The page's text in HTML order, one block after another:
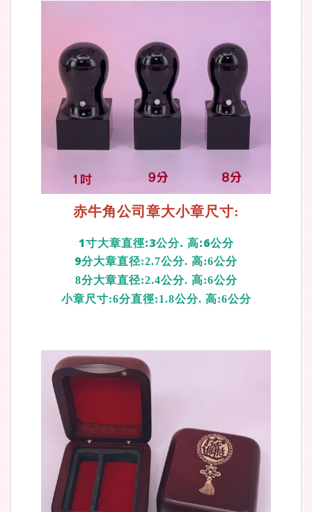
赤牛角公司章大小章尺寸:
1寸大章直徑:3公分. 高:6公分
9分大章直径:2.7公分. 高:6公分
8分大章直径:2.4公分. 高:6公分
小章尺寸:6分直徑:1.8公分. 高:6公分